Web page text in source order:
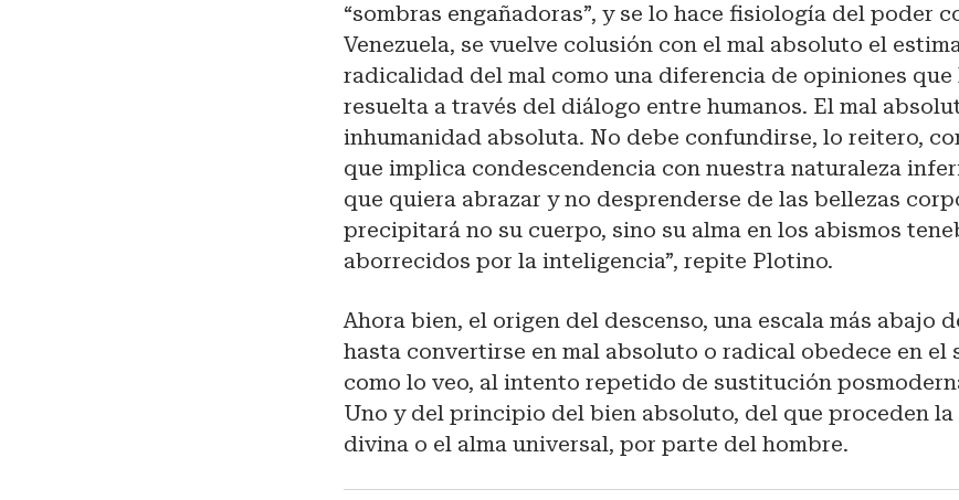
“sombras engañadoras”, y se lo hace fisiología del poder
Venezuela, se vuelve colusión con el mal absoluto el
radicalidad del mal como una diferencia de opiniones que
resuelta a través del diálogo entre humanos. El mal
inhumanidad absoluta. No debe confundirse, lo reitero,
que implica condescendencia con nuestra naturaleza
que quiera abrazar y no desprenderse de las bellezas
precipitará no su cuerpo, sino su alma en los abismos
aborrecidos por la inteligencia”, repite Plotino.
Ahora bien, el origen del descenso, una escala más abajo
hasta convertirse en mal absoluto o radical obedece en el
como lo veo, al intento repetido de sustitución
Uno y del principio del bien absoluto, del que proceden
divina o el alma universal, por parte del hombre.